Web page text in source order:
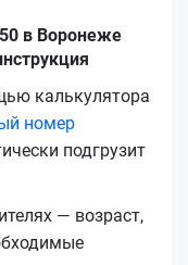
в Воронеже
калькулятора
номер
подгрузит
— возраст,